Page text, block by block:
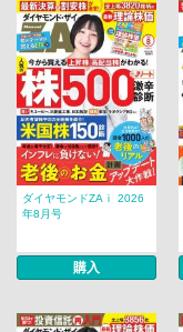
ダイヤモンドZAｉ 2026
年8月号
購入